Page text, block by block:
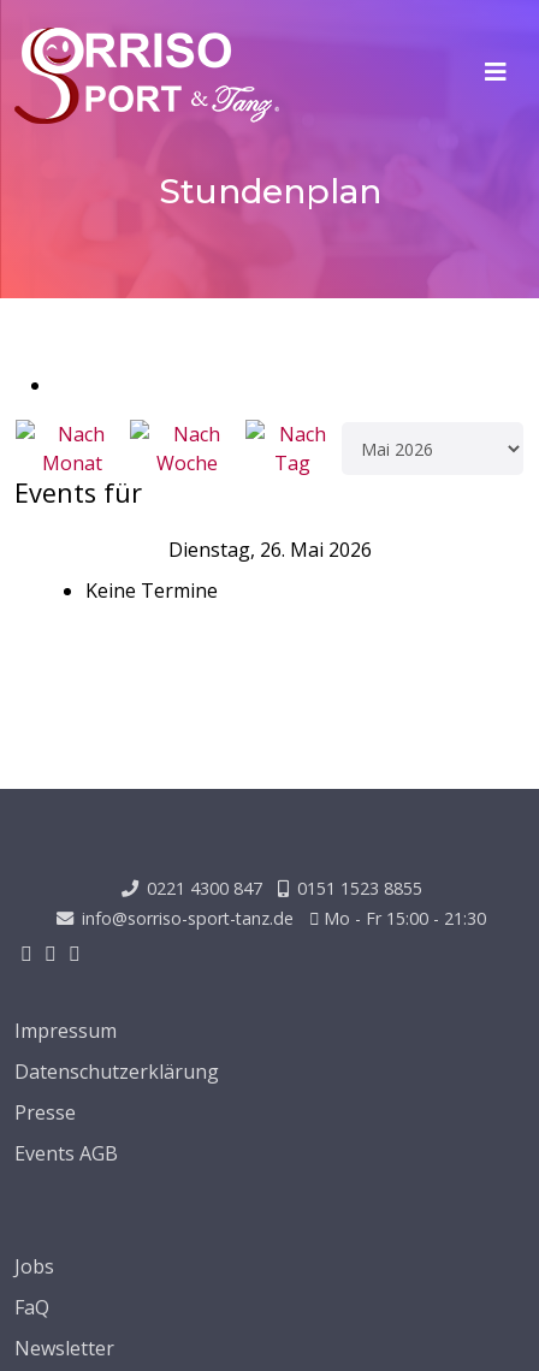
Stundenplan
Events für
Dienstag, 26. Mai 2026
Keine Termine
0221 4300 847
0151 1523 8855
info@sorriso-sport-tanz.de
Mo - Fr 15:00 - 21:30
Impressum
Datenschutzerklärung
Presse
Events AGB
Jobs
FaQ
Newsletter